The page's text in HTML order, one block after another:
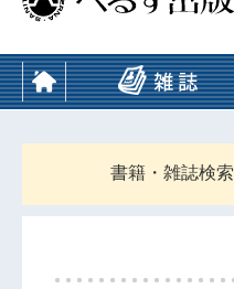
書籍・雑誌検索